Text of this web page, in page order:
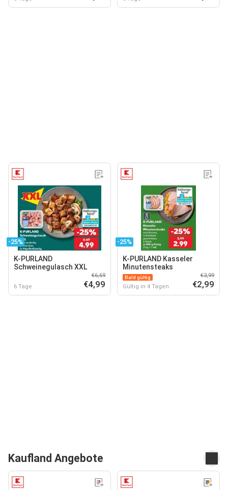
-25%
K-PURLAND
Schweinegulasch XXL
6 Tage
€6,69
€4,99
-25%
K-PURLAND Kasseler
Minutensteaks
Bald gültig
Gültig in 4 Tagen
€3,99
€2,99
Kaufland Angebote